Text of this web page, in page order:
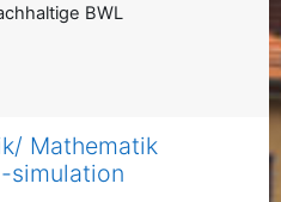
BWL
Mathematik
simulation